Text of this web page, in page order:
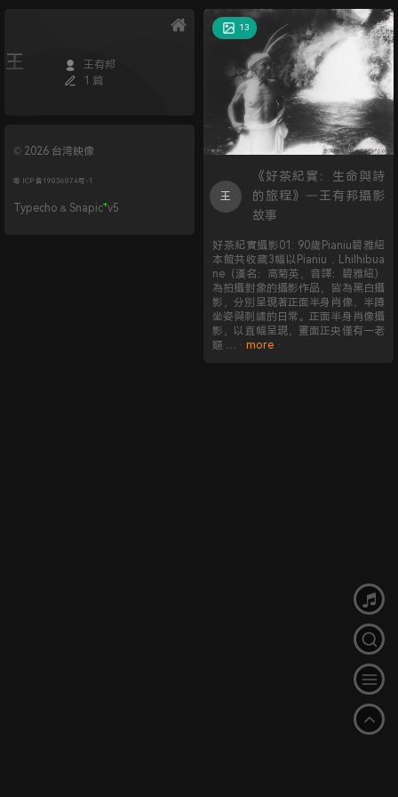
王
王有邦
1 篇
13
王
《好茶紀實：生命與詩
的旅程》—王有邦攝影
故事
好茶紀實攝影01: 90歲Pianiu碧雅紐
本館共收藏3幅以Pianiu．Lhilhibua
ne（漢名：高菊英，音譯：碧雅紐）
為拍攝對象的攝影作品，皆為黑白攝
影，分別呈現著正面半身肖像、半蹲
坐姿與刺繡的日常。正面半身肖像攝
影，以直幅呈現，畫面正央僅有一老
嫗 … · more ·
© 2026 台湾映像
粤 ICP 备19036074号-1
Typecho & Snapic+v5